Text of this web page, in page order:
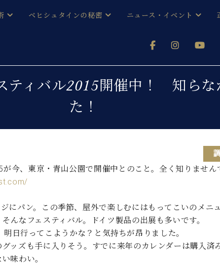
/C.ベヒシュタイン レジデンス
ート
C.ベヒシュタイン コンサー
アップライトピアノ
チ
イン・ジャパンの取り組
番号
ベヒシュタインの秘密
音楽家達の声
ベヒシュタインの音色
納入実績 ホール・スタジオ
納入実績 音楽教室
ご愛用者の声
ニュース・イベント
メルマガ会員登録ご案内
各店舗からのお知らせ
(入荷情報等)
レッスンイベント
代理店主催イベント
シュタイン・シューレ音楽教室
ン・セントラム 東京
スタッ
技術者
アクセス
お問い合
ティバル2015開催中！ 知らな
た！
が今、東京・青山公園で開催中とのこと。全く知りません
にパン。この季節、屋外で楽しむにはもってこいのメニ
んなフェスティバル。ドイツ製品の出展も多いです。
日行ってこようかな？と気持ちが昂りました。
ッズも手に入りそう。すでに来年のカレンダーは購入済
味わい。